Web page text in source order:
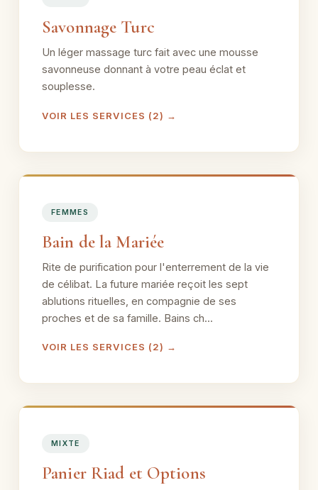
Savonnage Turc
Un léger massage turc fait avec une mousse
savonneuse donnant à votre peau éclat et
souplesse.
VOIR LES SERVICES (2) →
FEMMES
Bain de la Mariée
Rite de purification pour l'enterrement de la vie
de célibat. La future mariée reçoit les sept
ablutions rituelles, en compagnie de ses
proches et de sa famille. Bains ch...
VOIR LES SERVICES (2) →
MIXTE
Panier Riad et Options